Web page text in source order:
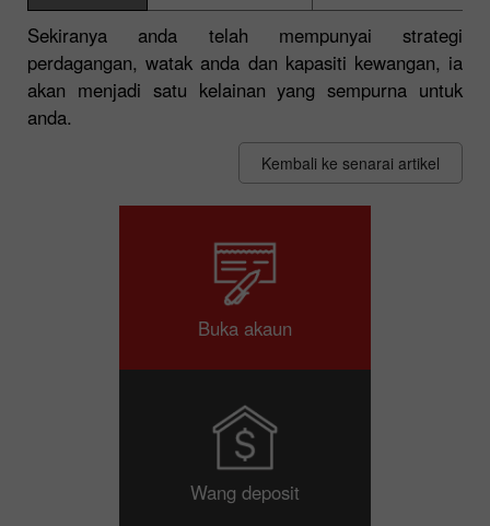
Sekiranya anda telah mempunyai strategi
perdagangan, watak anda dan kapasiti kewangan, ia
akan menjadi satu kelainan yang sempurna untuk
anda.
Kembali ke senarai artikel
Buka akaun
Wang deposit